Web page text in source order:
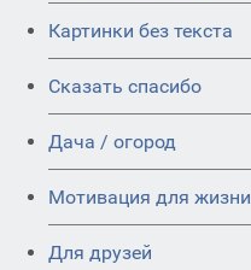
Картинки без текста
Сказать спасибо
Дача / огород
Мотивация для жизни
Для друзей